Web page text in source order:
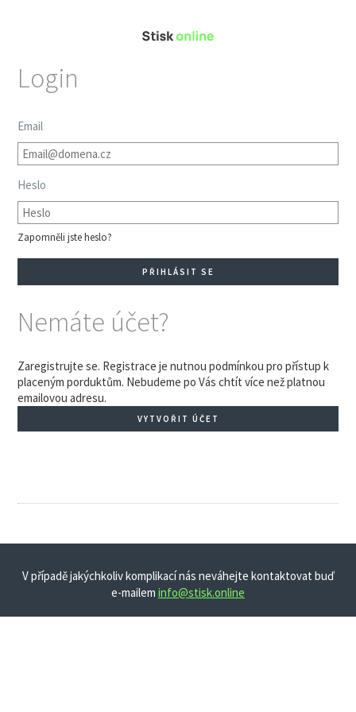
Login
Email
Heslo
Zapomněli jste heslo?
Nemáte účet?
Zaregistrujte se. Registrace je nutnou podmínkou pro přístup k
placeným porduktům. Nebudeme po Vás chtít více než platnou
emailovou adresu.
VYTVOŘIT ÚČET
V případě jakýchkoliv komplikací nás neváhejte kontaktovat buď
e-mailem info@stisk.online